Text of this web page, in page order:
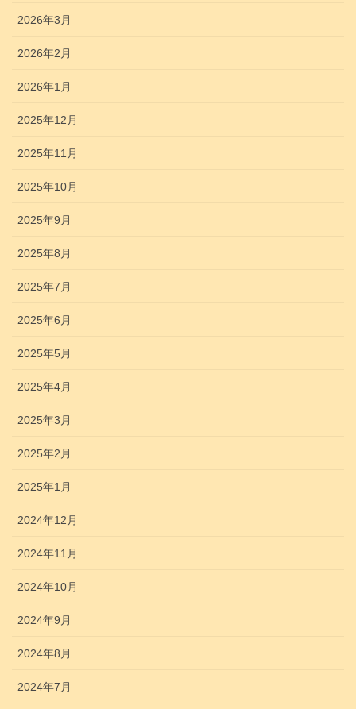
2026年3月
2026年2月
2026年1月
2025年12月
2025年11月
2025年10月
2025年9月
2025年8月
2025年7月
2025年6月
2025年5月
2025年4月
2025年3月
2025年2月
2025年1月
2024年12月
2024年11月
2024年10月
2024年9月
2024年8月
2024年7月